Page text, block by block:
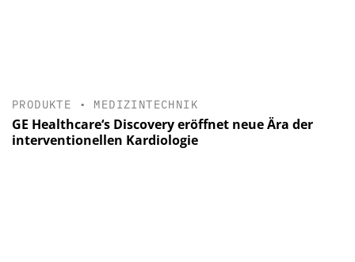
PRODUKTE • MEDIZINTECHNIK
GE Healthcare‘s Discovery eröffnet neue Ära der
interventionellen Kardiologie